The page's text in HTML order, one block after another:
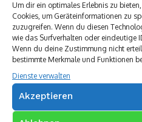
Um dir ein optimales Erlebnis zu
Cookies, um Geräteinformationen zu
zuzugreifen. Wenn du diesen
wie das Surfverhalten oder eindeutige
Wenn du deine Zustimmung nicht
bestimmte Merkmale und Funktionen
Dienste verwalten
Akzeptieren